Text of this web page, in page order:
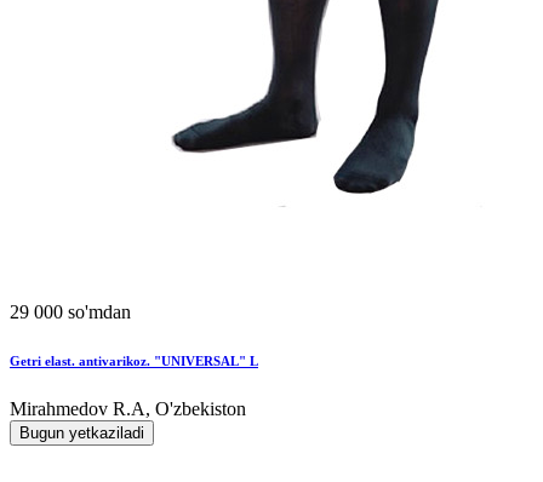
29 000 so'mdan
Getri elast. antivarikoz. "UNIVERSAL" L
Mirahmedov R.A, O'zbekiston
Bugun yetkaziladi